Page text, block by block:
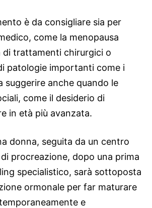
è da consigliare sia per
come la menopausa
di trattamenti chirurgici o
patologie importanti come i
suggerire anche quando le
come il desiderio di
in età più avanzata.
donna, seguita da un centro
procreazione, dopo una prima
specialistico, sarà sottoposta
ormonale per far maturare
e